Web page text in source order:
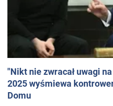
"Nikt nie zwracał uwagi
2025 wyśmiewa
Domu